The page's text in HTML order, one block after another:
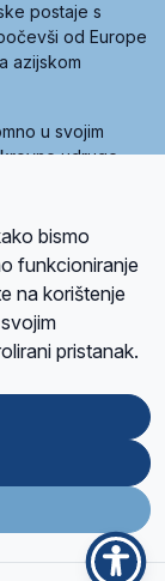
postaje s
od Europe
azijskom
u svojim
udruge
Family of
članica, među
Pravila privatnosti
sustavom
bismo
funkcioniranje
na korištenje
pristanak.